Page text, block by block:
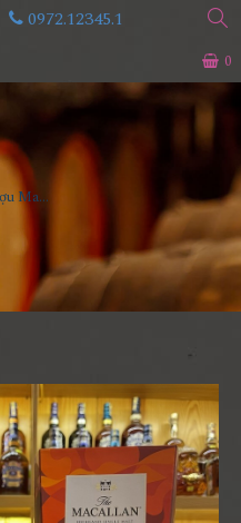
0
0972.12345.1
Rượu Macallan A Night On Earth In Scotland